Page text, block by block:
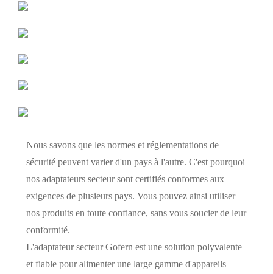
Nous savons que les normes et réglementations de
sécurité peuvent varier d'un pays à l'autre. C'est pourquoi
nos adaptateurs secteur sont certifiés conformes aux
exigences de plusieurs pays. Vous pouvez ainsi utiliser
nos produits en toute confiance, sans vous soucier de leur
conformité.
L'adaptateur secteur Gofern est une solution polyvalente
et fiable pour alimenter une large gamme d'appareils